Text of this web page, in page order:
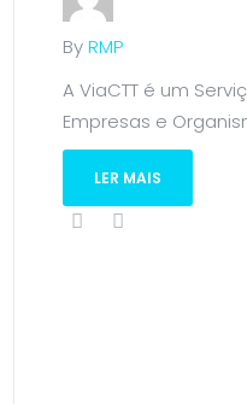
ByRMP
A ViaCTT é um
Empresas e
LER MAIS